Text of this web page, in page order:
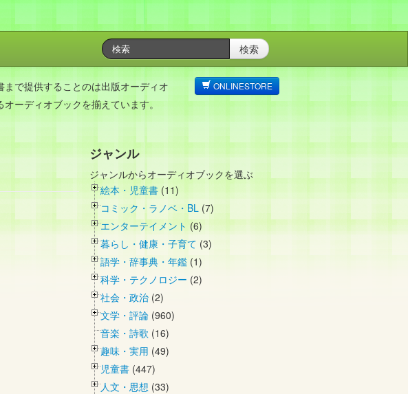
検索
で提供することのは出版オーディオ
ーディオブックを揃えています。
ONLINESTORE
ジャンル
ジャンルからオーディオブックを選ぶ
絵本・児童書 (11)
コミック・ラノベ・BL (7)
エンターテイメント (6)
暮らし・健康・子育て (3)
語学・辞事典・年鑑 (1)
科学・テクノロジー (2)
社会・政治 (2)
文学・評論 (960)
音楽・詩歌 (16)
趣味・実用 (49)
児童書 (447)
人文・思想 (33)